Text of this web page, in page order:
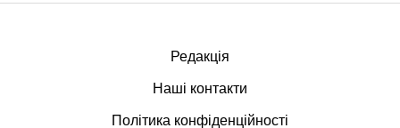
Редакція
Наші контакти
Політика конфіденційності